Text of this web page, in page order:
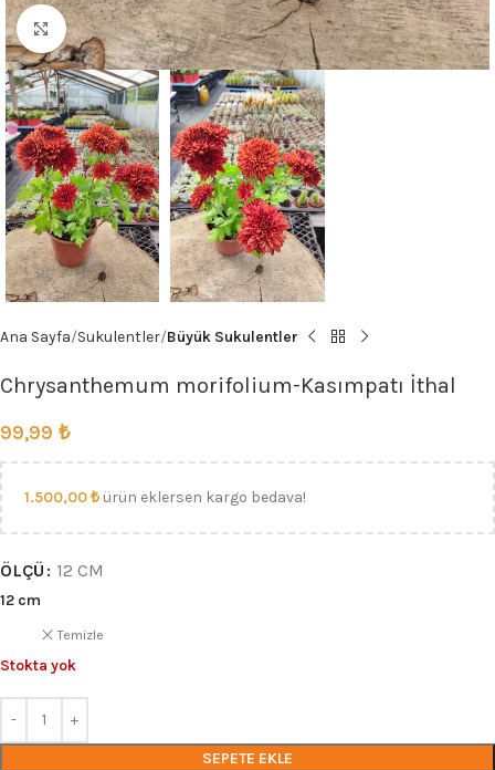
Click to enlarge
Ana Sayfa Sukulentler Büyük Sukulentler
Chrysanthemum morifolium-Kasımpatı İthal
99,99 ₺
1.500,00₺ ürün eklersen kargo bedava!
ÖLÇÜ 12 CM
12 cm
Temizle
Stokta yok
SEPETE EKLE